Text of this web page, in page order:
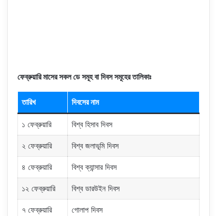
ফেব্রুয়ারি মাসের সকল ডে সমূহ বা দিবস সমূহের তালিকাঃ
তারিখ দিবসের নাম
১ ফেব্রুয়ারি বিশ্ব হিসাব দিবস
২ ফেব্রুয়ারি বিশ্ব জলাভূমি দিবস
৪ ফেব্রুয়ারি বিশ্ব ক্যান্সার দিবস
১২ ফেব্রুয়ারি বিশ্ব ডারউইন দিবস
৭ ফেব্রুয়ারি গোলাপ দিবস